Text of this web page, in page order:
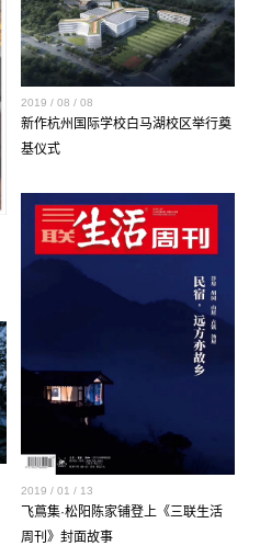
2019 / 08 / 08
新作杭州国际学校白马湖校区举行奠
基仪式
2019 / 01 / 13
飞蔦集·松阳陈家铺登上《三联生活
周刊》封面故事